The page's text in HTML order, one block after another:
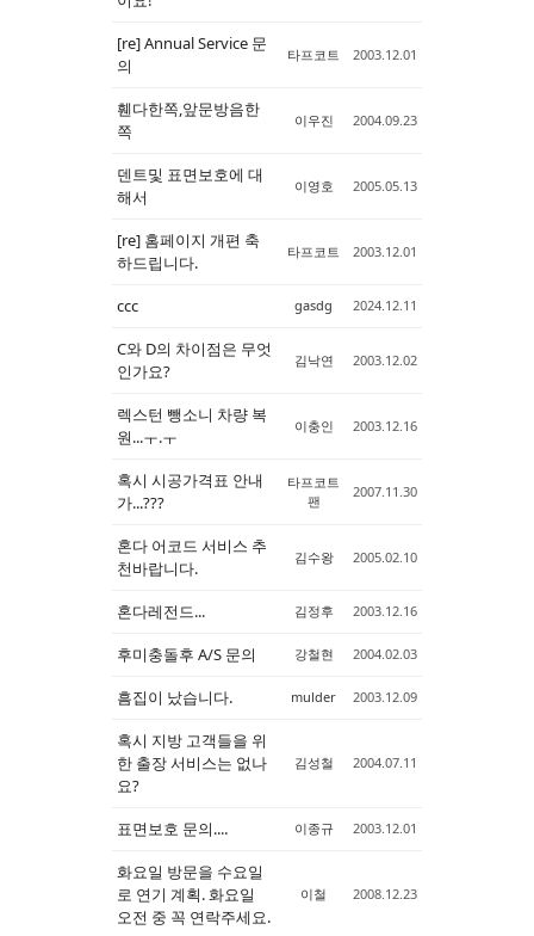
[re] Annual Service 문
의
타프코트 2003.12.01
휀다한쪽,앞문방음한
쪽
이우진 2004.09.23
덴트및 표면보호에 대
해서
이영호 2005.05.13
[re] 홈페이지 개편 축
하드립니다.
타프코트 2003.12.01
ccc gasdg 2024.12.11
C와 D의 차이점은 무엇
인가요?
김낙연 2003.12.02
렉스턴 뺑소니 차량 복
원...ㅜ.ㅜ
이충인 2003.12.16
혹시 시공가격표 안내
가...???
타프코트
팬
2007.11.30
혼다 어코드 서비스 추
천바랍니다.
김수왕 2005.02.10
혼다레전드... 김정후 2003.12.16
후미충돌후 A/S 문의 강철현 2004.02.03
흠집이 났습니다. mulder 2003.12.09
혹시 지방 고객들을 위
한 출장 서비스는 없나
요?
김성철 2004.07.11
표면보호 문의.... 이종규 2003.12.01
화요일 방문을 수요일
로 연기 계획. 화요일
오전 중 꼭 연락주세요.
이철 2008.12.23